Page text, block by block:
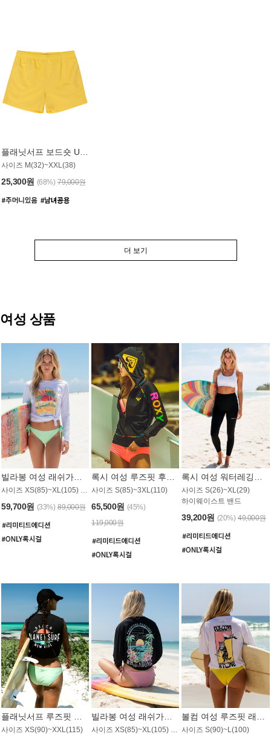
플래닛서프 보드숏 UMB008YPS
사이즈 M(32)~XXL(38)
25,300원 (68%) 79,000원
더 보기
여성 상품
59,700원 (33%) 89,000원
사이즈 S(85)~3XL(110)
65,500원 (45%)
119,000원
사이즈 S(26)~XL(29)
하이웨이스트 밴드
39,200원 (20%) 49,000원
사이즈 XS(90)~XXL(115) 사이즈 XS(85)~XL(105) / 오버핏 사이즈 S(90)~L(100)